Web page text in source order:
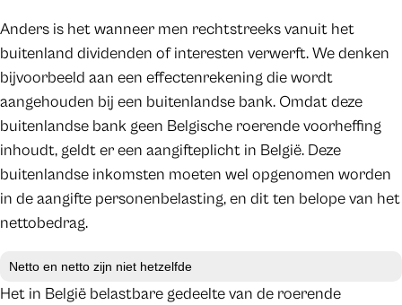
Anders is het wanneer men rechtstreeks vanuit het
buitenland dividenden of interesten verwerft. We denken
bijvoorbeeld aan een effectenrekening die wordt
aangehouden bij een buitenlandse bank. Omdat deze
buitenlandse bank geen Belgische roerende voorheffing
inhoudt, geldt er een aangifteplicht in België. Deze
buitenlandse inkomsten moeten wel opgenomen worden
in de aangifte personenbelasting, en dit ten belope van het
nettobedrag.
Netto en netto zijn niet hetzelfde
Het in België belastbare gedeelte van de roerende